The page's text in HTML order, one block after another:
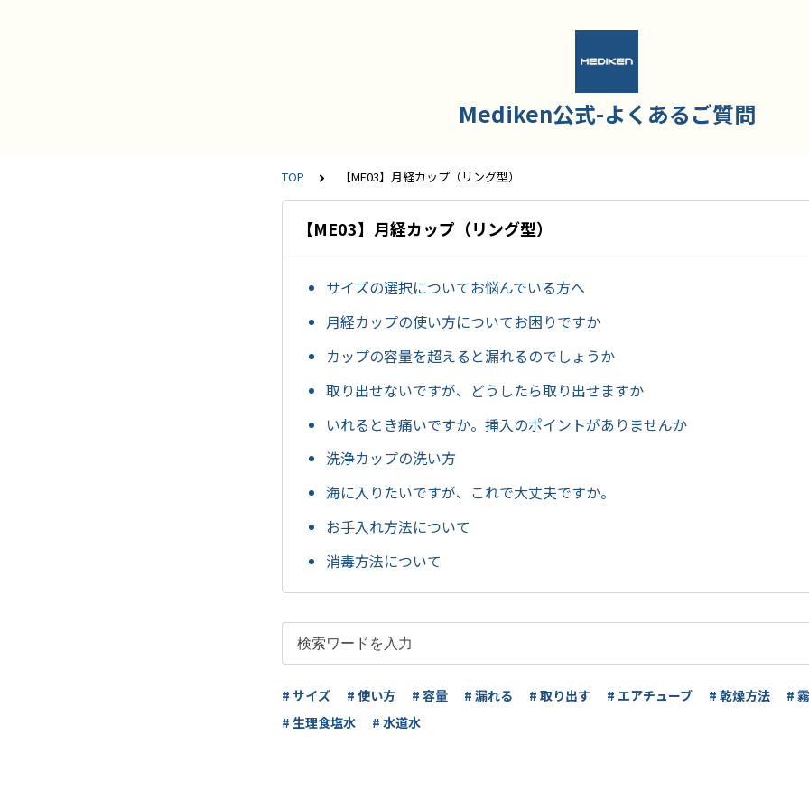
Mediken公式-よくあるご質問
TOP 【ME03】月経カップ（リング型）
【ME03】月経カップ（リング型）
サイズの選択についてお悩んでいる方へ
月経カップの使い方についてお困りですか
カップの容量を超えると漏れるのでしょうか
取り出せないですが、どうしたら取り出せますか
いれるとき痛いですか。挿入のポイントがありませんか
洗浄カップの洗い方
海に入りたいですが、これで大丈夫ですか。
お手入れ方法について
消毒方法について
# サイズ # 使い方 # 容量 # 漏れる # 取り出す # エアチューブ # 乾燥方法
#
# 生理食塩水
# 水道水